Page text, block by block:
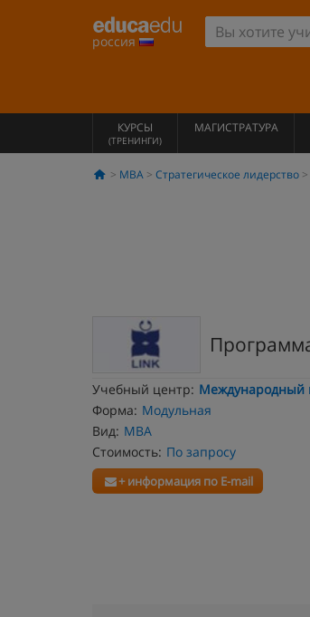
россия
КУРСЫ
(ТРЕНИНГИ)
МАГИСТРАТУРА
MBA Стратегическое лидерство
Учебный центр: Международный
Форма: Модульная
Вид: MBA
Стоимость: По запросу
+ информация по E-mail